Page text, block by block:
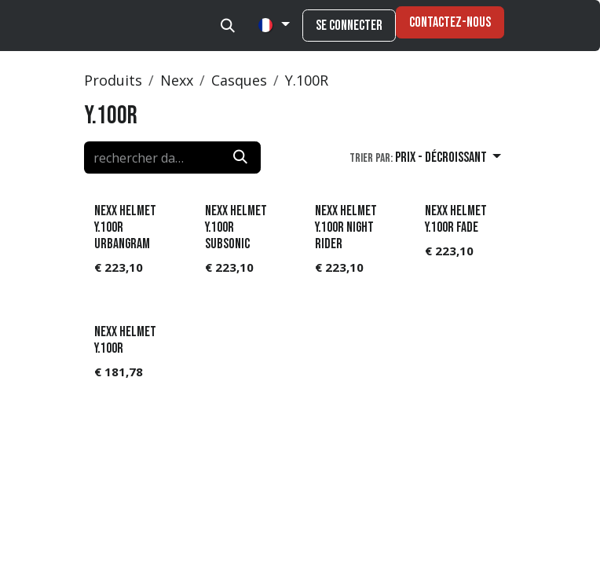
Se connecter Contactez-nous
Produits Nexx Casques Y.100R
Y.100R
Trier par: Prix - Décroissant
NEXX Helmet
Y.100R
Urbangram
€ 223,10
NEXX Helmet
Y.100R
SUBSONIC
€ 223,10
NEXX Helmet
Y.100R Night
Rider
€ 223,10
NEXX Helmet
Y.100R Fade
€ 223,10
NEXX Helmet
Y.100R
€ 181,78